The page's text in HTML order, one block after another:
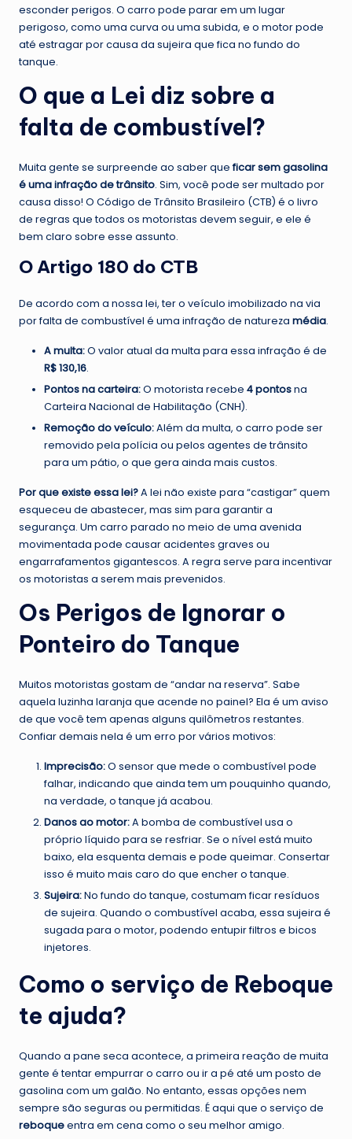
esconder perigos. O carro pode parar em um lugar
perigoso, como uma curva ou uma subida, e o motor pode
até estragar por causa da sujeira que fica no fundo do
tanque.
O que a Lei diz sobre a
falta de combustível?
Muita gente se surpreende ao saber queficar sem gasolina
é uma infração de trânsito. Sim, você pode ser multado por
causa disso! O Código de Trânsito Brasileiro (CTB) é o livro
de regras que todos os motoristas devem seguir, e ele é
bem claro sobre esse assunto.
O Artigo 180 do CTB
De acordo com a nossa lei, ter o veículo imobilizado na via
por falta de combustível é uma infração de natureza média.
A multa:O valor atual da multa para essa infração é de
R$ 130,16.
Pontos na carteira:O motorista recebe 4 pontosna
Carteira Nacional de Habilitação (CNH).
Remoção do veículo:Além da multa, o carro pode ser
removido pela polícia ou pelos agentes de trânsito
para um pátio, o que gera ainda mais custos.
Por que existe essa lei?A lei não existe para “castigar” quem
esqueceu de abastecer, mas sim para garantir a
segurança. Um carro parado no meio de uma avenida
movimentada pode causar acidentes graves ou
engarrafamentos gigantescos. A regra serve para incentivar
os motoristas a serem mais prevenidos.
Os Perigos de Ignorar o
Ponteiro do Tanque
Muitos motoristas gostam de “andar na reserva”. Sabe
aquela luzinha laranja que acende no painel? Ela é um aviso
de que você tem apenas alguns quilômetros restantes.
Confiar demais nela é um erro por vários motivos:
Imprecisão:O sensor que mede o combustível pode
falhar, indicando que ainda tem um pouquinho quando,
na verdade, o tanque já acabou.
Danos ao motor:A bomba de combustível usa o
próprio líquido para se resfriar. Se o nível está muito
baixo, ela esquenta demais e pode queimar. Consertar
isso é muito mais caro do que encher o tanque.
Sujeira:No fundo do tanque, costumam ficar resíduos
de sujeira. Quando o combustível acaba, essa sujeira é
sugada para o motor, podendo entupir filtros e bicos
injetores.
Como o serviço de Reboque
te ajuda?
Quando a pane seca acontece, a primeira reação de muita
gente é tentar empurrar o carro ou ir a pé até um posto de
gasolina com um galão. No entanto, essas opções nem
sempre são seguras ou permitidas. É aqui que o serviço de
reboqueentra em cena como o seu melhor amigo.